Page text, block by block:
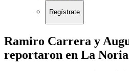
Regístrate
Ramiro Carrera y
reportaron en La